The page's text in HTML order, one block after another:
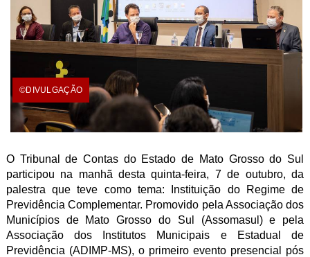
©DIVULGAÇÃO
O Tribunal de Contas do Estado de Mato Grosso do Sul
participou na manhã desta quinta-feira, 7 de outubro, da
palestra que teve como tema: Instituição do Regime de
Previdência Complementar. Promovido pela Associação dos
Municípios de Mato Grosso do Sul (Assomasul) e pela
Associação dos Institutos Municipais e Estadual de
Previdência (ADIMP-MS), o primeiro evento presencial pós